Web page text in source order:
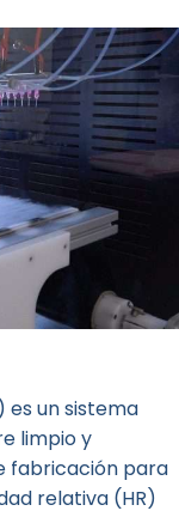
es un sistema
limpio y
fabricación para
relativa (HR)